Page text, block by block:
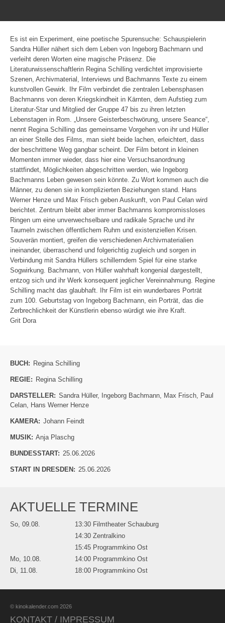
Es ist ein Experiment, eine poetische Spurensuche: Schauspielerin
Sandra Hüller nähert sich dem Leben von Ingeborg Bachmann und
verleiht deren Worten eine magische Präsenz. Die
Literaturwissenschaftlerin Regina Schilling verdichtet improvisierte
Szenen, Archivmaterial, Interviews und Bachmanns Texte zu einem
kunstvollen Gewirk. Ihr Film verbindet die zentralen Lebensphasen
Bachmanns von deren Kriegskindheit in Kärnten, dem Aufstieg zum
Literatur-Star und Mitglied der Gruppe 47 bis zu ihren letzten
Lebenstagen in Rom. „Unsere Geisterbeschwörung, unsere Seance“,
nennt Regina Schilling das gemeinsame Vorgehen von ihr und Hüller
an einer Stelle des Films, man sieht beide lachen, erleichtert, dass
der beschrittene Weg gangbar scheint. Der Film betont in kleinen
Momenten immer wieder, dass hier eine Versuchsanordnung
stattfindet, Möglichkeiten abgeschritten werden, wie Ingeborg
Bachmanns Leben gewesen sein könnte. Zu Wort kommen auch die
Männer, zu denen sie in komplizierten Beziehungen stand. Hans
Werner Henze und Max Frisch geben Auskunft, von Paul Celan wird
berichtet. Zentrum bleibt aber immer Bachmanns kompromissloses
Ringen um eine unverwechselbare und radikale Sprache und ihr
Taumeln zwischen öffentlichem Ruhm und existenziellen Krisen.
Souverän montiert, greifen die verschiedenen Archivmaterialien
ineinander, überraschend und folgerichtig zugleich und sorgen in
Verbindung mit Sandra Hüllers schillerndem Spiel für eine starke
Sogwirkung. Bachmann, von Hüller wahrhaft kongenial dargestellt,
entzog sich und ihr Werk konsequent jeglicher Vereinnahmung. Regine
Schilling macht das glaubhaft. Ihr Film ist ein wunderbares Porträt
zum 100. Geburtstag von Ingeborg Bachmann, ein Porträt, das die
Zerbrechlichkeit der Künstlerin ebenso würdigt wie ihre Kraft.
Grit Dora
BUCH: Regina Schilling
REGIE: Regina Schilling
DARSTELLER: Sandra Hüller, Ingeborg Bachmann Max Frisch
Paul
Celan
Hans Werner Henze
KAMERA: Johann Feindt
MUSIK: Anja Plaschg
BUNDESSTART: 25.06.2026
START IN DRESDEN: 25.06.2026
AKTUELLE TERMINE
So, 09.08.
13:30 Filmtheater Schauburg
14:30 Zentralkino
15:45 Programmkino Ost
Mo, 10.08.
14:00 Programmkino Ost
Di, 11.08.
18:00 Programmkino Ost
© kinokalender.com 2026
KONTAKT / IMPRESSUM